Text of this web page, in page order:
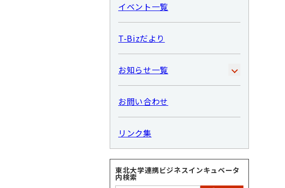
イベント一覧
T-Bizだより
お知らせ一覧
お問い合わせ
リンク集
東北大学連携ビジネスインキュベータ
内検索